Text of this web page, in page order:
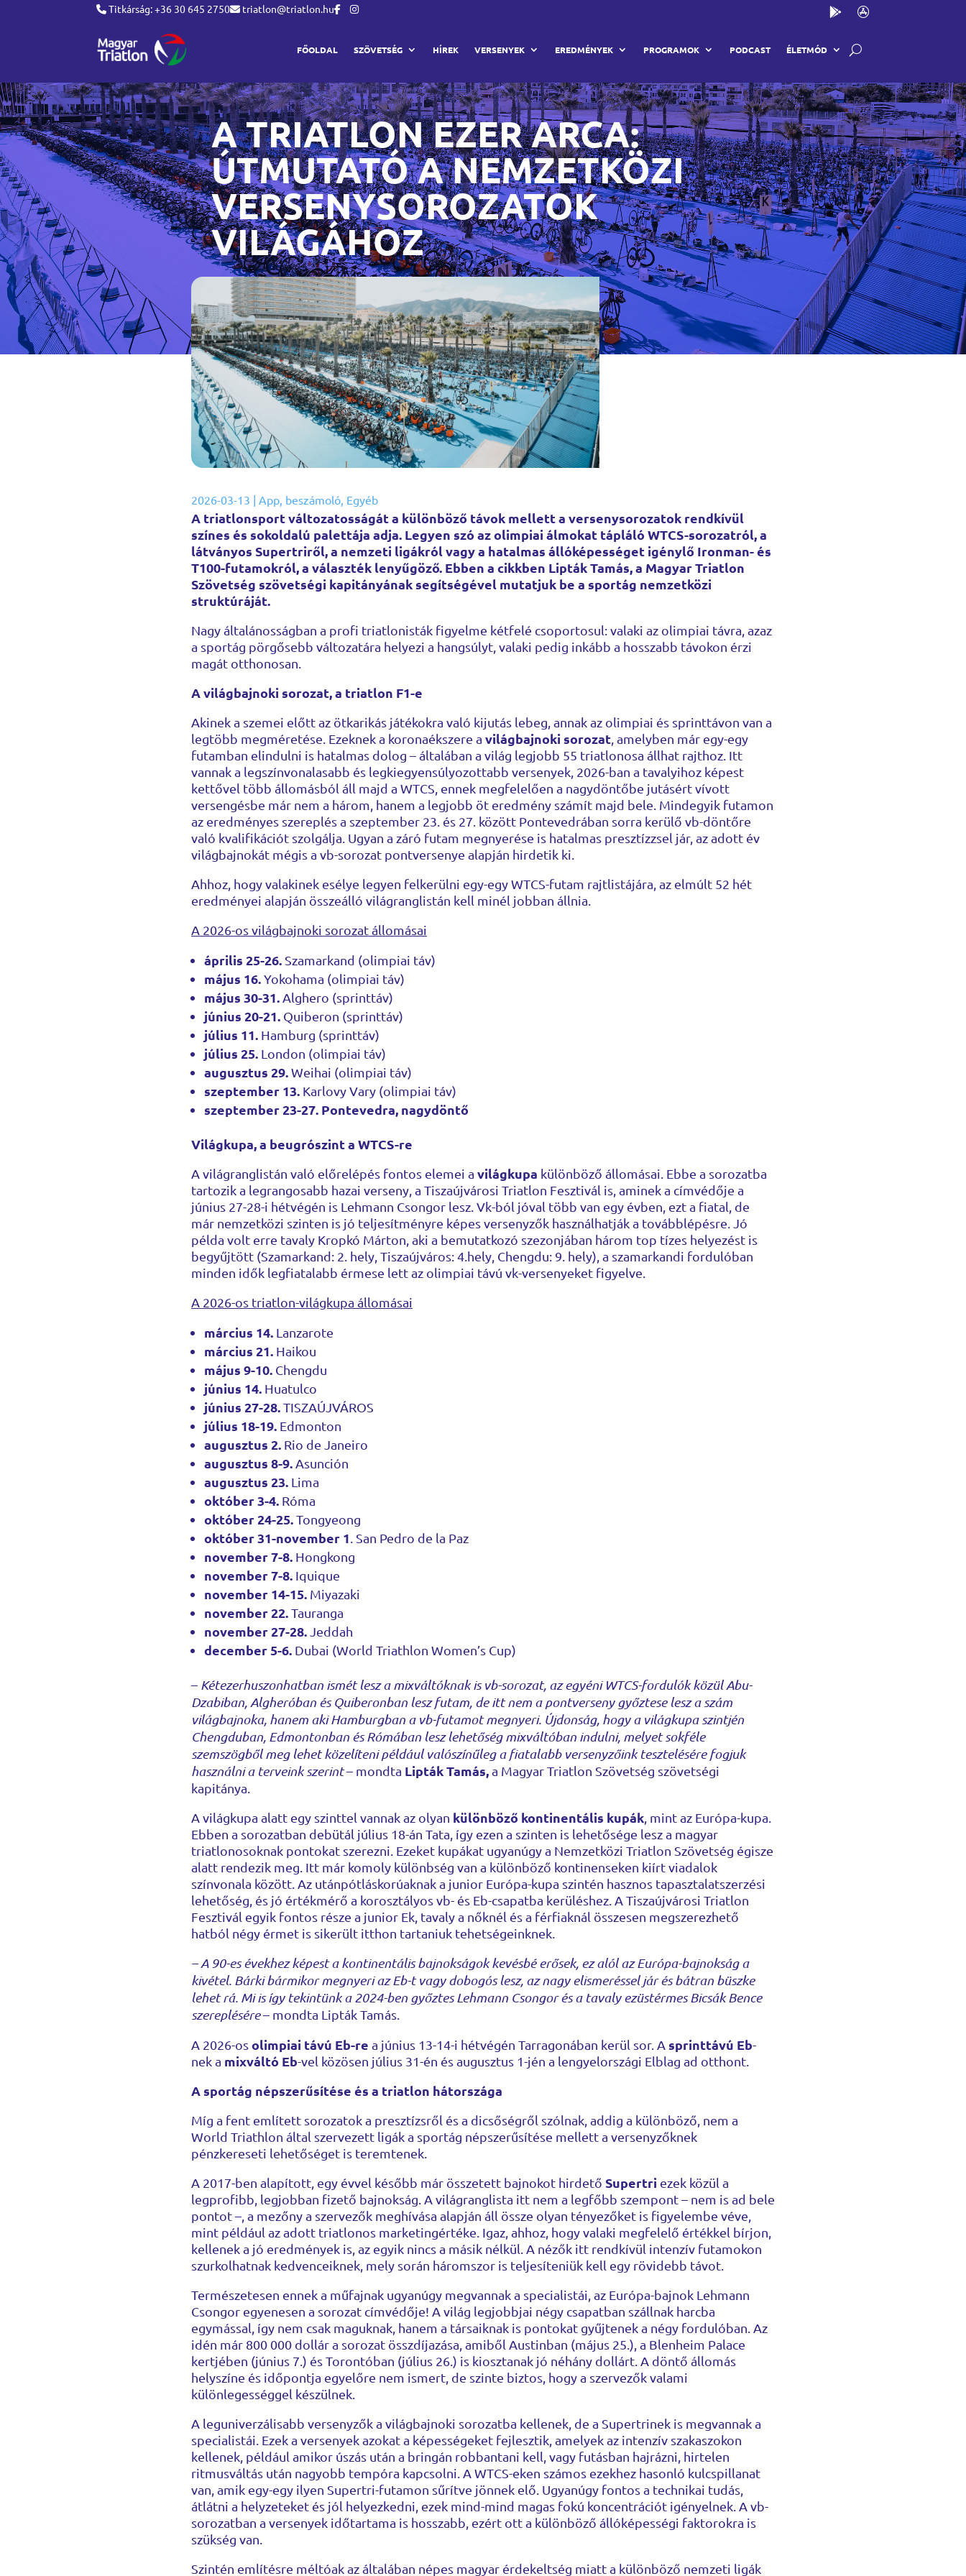
Titkárság: +36 30 645 2750 triatlon@triatlon.hu
FŐOLDAL SZÖVETSÉG HÍREK VERSENYEK EREDMÉNYEK PROGRAMOK PODCAST ÉLETMÓD
A TRIATLON EZER ARCA:
ÚTMUTATÓ A NEMZETKÖZI
VERSENYSOROZATOK
VILÁGÁHOZ
2026-03-13 | App beszámoló Egyéb
A triatlonsport változatosságát a különböző távok mellett a versenysorozatok rendkívül
színes és sokoldalú palettája adja. Legyen szó az olimpiai álmokat tápláló WTCS-sorozatról, a
látványos Supertriről, a nemzeti ligákról vagy a hatalmas állóképességet igénylő Ironman- és
T100-futamokról, a választék lenyűgöző. Ebben a cikkben Lipták Tamás, a Magyar Triatlon
Szövetség szövetségi kapitányának segítségével mutatjuk be a sportág nemzetközi
struktúráját.
Nagy általánosságban a profi triatlonisták figyelme kétfelé csoportosul: valaki az olimpiai távra, azaz
a sportág pörgősebb változatára helyezi a hangsúlyt, valaki pedig inkább a hosszabb távokon érzi
magát otthonosan.
A világbajnoki sorozat, a triatlon F1-e
Akinek a szemei előtt az ötkarikás játékokra való kijutás lebeg, annak az olimpiai és sprinttávon van a
legtöbb megméretése. Ezeknek a koronaékszere a világbajnoki sorozat , amelyben már egy-egy
futamban elindulni is hatalmas dolog – általában a világ legjobb 55 triatlonosa állhat rajthoz. Itt
vannak a legszínvonalasabb és legkiegyensúlyozottabb versenyek, 2026-ban a tavalyihoz képest
kettővel több állomásból áll majd a WTCS, ennek megfelelően a nagydöntőbe jutásért vívott
versengésbe már nem a három, hanem a legjobb öt eredmény számít majd bele. Mindegyik futamon
az eredményes szereplés a szeptember 23. és 27. között Pontevedrában sorra kerülő vb-döntőre
való kvalifikációt szolgálja. Ugyan a záró futam megnyerése is hatalmas presztízzsel jár, az adott év
világbajnokát mégis a vb-sorozat pontversenye alapján hirdetik ki.
Ahhoz, hogy valakinek esélye legyen felkerülni egy-egy WTCS-futam rajtlistájára, az elmúlt 52 hét
eredményei alapján összeálló világranglistán kell minél jobban állnia.
A 2026-os világbajnoki sorozat állomásai
április 25-26. Szamarkand (olimpiai táv)
május 16.Yokohama (olimpiai táv)
május 30-31. Alghero (sprinttáv)
június 20-21. Quiberon (sprinttáv)
július 11. Hamburg (sprinttáv)
július 25. London (olimpiai táv)
augusztus 29.Weihai (olimpiai táv)
szeptember 13. Karlovy Vary (olimpiai táv)
szeptember 23-27. Pontevedra, nagydöntő
Világkupa, a beugrószint a WTCS-re
A világranglistán való előrelépés fontos elemei a világkupa különböző állomásai. Ebbe a sorozatba
tartozik a legrangosabb hazai verseny, a Tiszaújvárosi Triatlon Fesztivál is, aminek a címvédője a
június 27-28-i hétvégén is Lehmann Csongor lesz. Vk-ból jóval több van egy évben, ezt a fiatal, de
már nemzetközi szinten is jó teljesítményre képes versenyzők használhatják a továbblépésre. Jó
példa volt erre tavaly Kropkó Márton, aki a bemutatkozó szezonjában három top tízes helyezést is
begyűjtött (Szamarkand: 2. hely, Tiszaújváros: 4.hely, Chengdu: 9. hely), a szamarkandi fordulóban
minden idők legfiatalabb érmese lett az olimpiai távú vk-versenyeket figyelve.
A 2026-os triatlon-világkupa állomásai
március 14. Lanzarote
március 21. Haikou
május 9-10. Chengdu
június 14. Huatulco
június 27-28.TISZAÚJVÁROS
július 18-19. Edmonton
augusztus 2. Rio de Janeiro
augusztus 8-9. Asunción
augusztus 23. Lima
október 3-4. Róma
október 24-25.Tongyeong
október 31-november 1 . San Pedro de la Paz
november 7-8. Hongkong
november 7-8. Iquique
november 14-15. Miyazaki
november 22.Tauranga
november 27-28. Jeddah
december 5-6. Dubai (World Triathlon Women’s Cup)
– Kétezerhuszonhatban ismét lesz a mixváltóknak is vb-sorozat, az egyéni WTCS-fordulók közül Abu-
Dzabiban, Algheróban és Quiberonban lesz futam, de itt nem a pontverseny győztese lesz a szám
világbajnoka, hanem aki Hamburgban a vb-futamot megnyeri. Újdonság, hogy a világkupa szintjén
Chengduban, Edmontonban és Rómában lesz lehetőség mixváltóban indulni, melyet sokféle
szemszögből meg lehet közelíteni például valószínűleg a fiatalabb versenyzőink tesztelésére fogjuk
használni a terveink szerint– mondta Lipták Tamás,a Magyar Triatlon Szövetség szövetségi
kapitánya.
A világkupa alatt egy szinttel vannak az olyan különböző kontinentális kupák , mint az Európa-kupa.
Ebben a sorozatban debütál július 18-án Tata, így ezen a szinten is lehetősége lesz a magyar
triatlonosoknak pontokat szerezni. Ezeket kupákat ugyanúgy a Nemzetközi Triatlon Szövetség égisze
alatt rendezik meg. Itt már komoly különbség van a különböző kontinenseken kiírt viadalok
színvonala között. Az utánpótláskorúaknak a junior Európa-kupa szintén hasznos tapasztalatszerzési
lehetőség, és jó értékmérő a korosztályos vb- és Eb-csapatba kerüléshez. A Tiszaújvárosi Triatlon
Fesztivál egyik fontos része a junior Ek, tavaly a nőknél és a férfiaknál összesen megszerezhető
hatból négy érmet is sikerült itthon tartaniuk tehetségeinknek.
– A 90-es évekhez képest a kontinentális bajnokságok kevésbé erősek, ez alól az Európa-bajnokság a
kivétel. Bárki bármikor megnyeri az Eb-t vagy dobogós lesz, az nagy elismeréssel jár és bátran büszke
lehet rá. Mi is így tekintünk a 2024-ben győztes Lehmann Csongor és a tavaly ezüstérmes Bicsák Bence
szereplésére– mondta Lipták Tamás.
A 2026-osolimpiai távú Eb-re a június 13-14-i hétvégén Tarragonában kerül sor. A sprinttávú Eb-
nek a mixváltó Eb-vel közösen július 31-én és augusztus 1-jén a lengyelországi Elblag ad otthont.
A sportág népszerűsítése és a triatlon hátországa
Míg a fent említett sorozatok a presztízsről és a dicsőségről szólnak, addig a különböző, nem a
World Triathlon által szervezett ligák a sportág népszerűsítése mellett a versenyzőknek
pénzkereseti lehetőséget is teremtenek.
A 2017-ben alapított, egy évvel később már összetett bajnokot hirdető Supertri ezek közül a
legprofibb, legjobban fizető bajnokság. A világranglista itt nem a legfőbb szempont – nem is ad bele
pontot –, a mezőny a szervezők meghívása alapján áll össze olyan tényezőket is figyelembe véve,
mint például az adott triatlonos marketingértéke. Igaz, ahhoz, hogy valaki megfelelő értékkel bírjon,
kellenek a jó eredmények is, az egyik nincs a másik nélkül. A nézők itt rendkívül intenzív futamokon
szurkolhatnak kedvenceiknek, mely során háromszor is teljesíteniük kell egy rövidebb távot.
Természetesen ennek a műfajnak ugyanúgy megvannak a specialistái, az Európa-bajnok Lehmann
Csongor egyenesen a sorozat címvédője! A világ legjobbjai négy csapatban szállnak harcba
egymással, így nem csak maguknak, hanem a társaiknak is pontokat gyűjtenek a négy fordulóban. Az
idén már 800 000 dollár a sorozat összdíjazása, amiből Austinban (május 25.), a Blenheim Palace
kertjében (június 7.) és Torontóban (július 26.) is kiosztanak jó néhány dollárt. A döntő állomás
helyszíne és időpontja egyelőre nem ismert, de szinte biztos, hogy a szervezők valami
különlegességgel készülnek.
A leguniverzálisabb versenyzők a világbajnoki sorozatba kellenek, de a Supertrinek is megvannak a
specialistái. Ezek a versenyek azokat a képességeket fejlesztik, amelyek az intenzív szakaszokon
kellenek, például amikor úszás után a bringán robbantani kell, vagy futásban hajrázni, hirtelen
ritmusváltás után nagyobb tempóra kapcsolni. A WTCS-eken számos ezekhez hasonló kulcspillanat
van, amik egy-egy ilyen Supertri-futamon sűrítve jönnek elő. Ugyanúgy fontos a technikai tudás,
átlátni a helyzeteket és jól helyezkedni, ezek mind-mind magas fokú koncentrációt igényelnek. A vb-
sorozatban a versenyek időtartama is hosszabb, ezért ott a különböző állóképességi faktorokra is
szükség van.
Szintén említésre méltóak az általában népes magyar érdekeltség miatt a különböző nemzeti ligák